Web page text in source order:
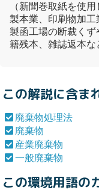
（新聞巻取紙を使
製本業、印刷物加
製函工場の断裁く
籍残本、雑誌返本な
この解説に含ま
廃棄物処理法
廃棄物
産業廃棄物
一般廃棄物
この環境用語の